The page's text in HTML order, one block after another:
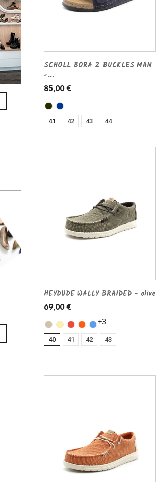
SCHOLL BORA 2 BUCKLES MAN
-...
85,00 €
41 42 43 44
HEYDUDE WALLY BRAIDED - olive
69,00 €
+3
40 41 42 43